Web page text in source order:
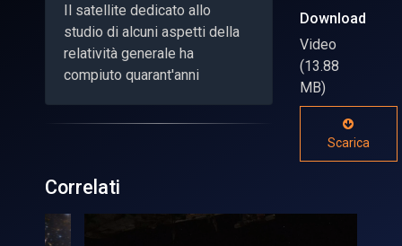
Il satellite dedicato allo
studio di alcuni aspetti della
relatività generale ha
compiuto quarant'anni
Download
Video
(13.88
MB)
Scarica
Correlati